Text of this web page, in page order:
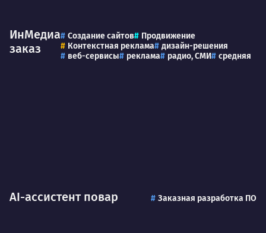
ИнМедиа
заказ
Создание сайтов
Продвижение
Контекстная реклама
дизайн-решения
веб-сервисы
реклама радио, СМИ средняя
AI-ассистент повар Заказная разработка ПО